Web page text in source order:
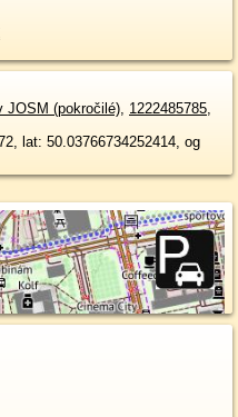
JOSM (pokročilé), 1222485785,
lat: 50.03766734252414, og